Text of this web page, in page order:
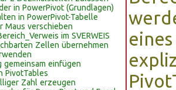
in PowerPivot (Grundlagen)
in PowerPivot-Tabelle
Maus verschieben
im SVERWEIS
Zellen übernehmen
gemeinsam einfügen
PivotTables
Zahl erzeugen